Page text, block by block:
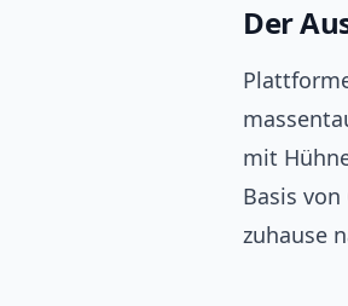
Der
mit
Basis
zuhause